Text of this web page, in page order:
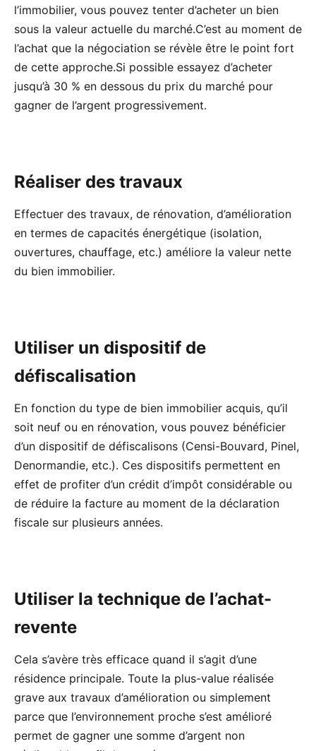
l’immobilier, vous pouvez tenter d’acheter un bien
sous la valeur actuelle du marché.C’est au moment de
l’achat que la négociation se révèle être le point fort
de cette approche.Si possible essayez d’acheter
jusqu’à 30 % en dessous du prix du marché pour
gagner de l’argent progressivement.
Réaliser des travaux
Effectuer des travaux, de rénovation, d’amélioration
en termes de capacités énergétique (isolation,
ouvertures, chauffage, etc.) améliore la valeur nette
du bien immobilier.
Utiliser un dispositif de
défiscalisation
En fonction du type de bien immobilier acquis, qu’il
soit neuf ou en rénovation, vous pouvez bénéficier
d’un dispositif de défiscalisons (Censi-Bouvard, Pinel,
Denormandie, etc.). Ces dispositifs permettent en
effet de profiter d’un crédit d’impôt considérable ou
de réduire la facture au moment de la déclaration
fiscale sur plusieurs années.
Utiliser la technique de l’achat-
revente
Cela s’avère très efficace quand il s’agit d’une
résidence principale. Toute la plus-value réalisée
grave aux travaux d’amélioration ou simplement
parce que l’environnement proche s’est amélioré
permet de gagner une somme d’argent non